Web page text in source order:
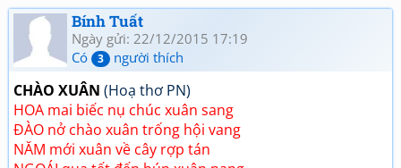
Bính Tuất
Ngày gửi: 22/12/2015 17:19
Có
3 người thích
CHÀO XUÂN (Hoạ thơ PN)
HOA mai biếc nụ chúc xuân sang
ĐÀO nở chào xuân trống hội vang
NĂM mới xuân về cây rợp tán